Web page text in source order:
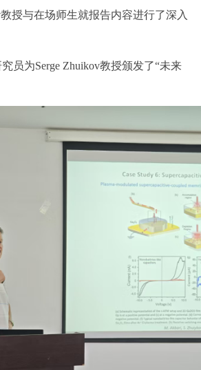
教授与在场师生就报告内容进行了深入
员为Serge Zhuikov教授颁发了“未来